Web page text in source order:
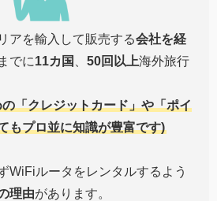
アを輸入して販売する会社を経
でに11カ国 50回以上海外旅行
「クレジットカード」や「ポイ
もプロ並に知識が豊富です)
WiFiルータをレンタルするよう
理由があります。